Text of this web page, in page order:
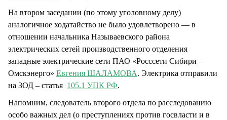
На втором заседании (по этому уголовному делу)
аналогичное ходатайство не было удовлетворено — в
отношении начальника Называевского района
электрических сетей производственного отделения
западные электрические сети ПАО «Росссети Сибири –
Омскэнерго» Евгения ШАЛАМОВА. Электрика отправили
на ЗОД – статья 105.1 УПК РФ.
Напомним, следователь второго отдела по расследованию
особо важных дел (о преступлениях против госвласти и в